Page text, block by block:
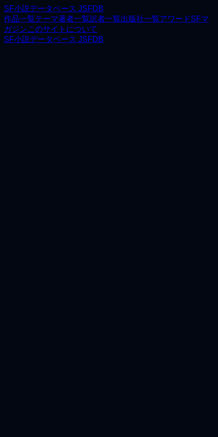
SF小説データベース JSFDB
作品一覧テーマ著者一覧訳者一覧出版社一覧アワードSFマ
ガジンこのサイトについて
SF小説データベース JSFDB